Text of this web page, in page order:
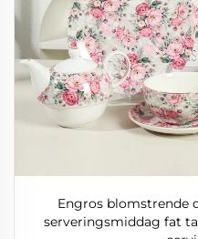
Engros blomstrende
serveringsmiddag fat